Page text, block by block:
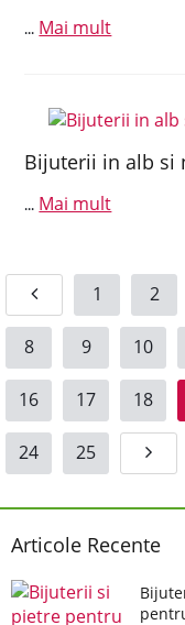
... Mai mult
Bijuterii in alb si
... Mai mult
1 2
8 9 10
16 17 18
24 25
Articole Recente